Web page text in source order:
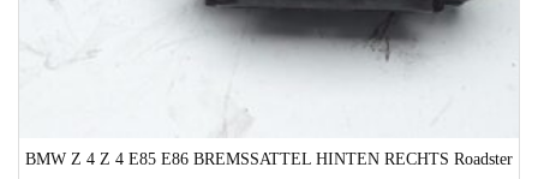
BMW Z 4 Z 4 E85 E86 BREMSSATTEL HINTEN RECHTS Roadster